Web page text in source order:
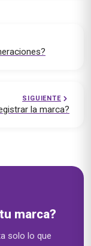
SIGUIENTE
la marca?
marca?
solo lo que